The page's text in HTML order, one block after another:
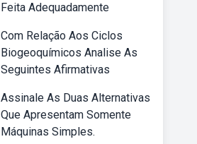
Feita Adequadamente
Com Relação Aos Ciclos
Biogeoquímicos Analise As
Seguintes Afirmativas
Assinale As Duas Alternativas
Que Apresentam Somente
Máquinas Simples.